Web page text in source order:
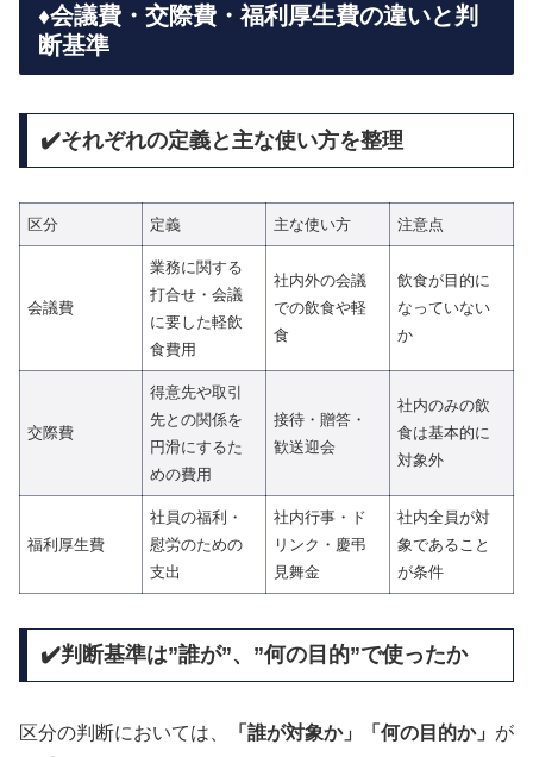
♦️会議費・交際費・福利厚生費の違いと判
断基準
✔️それぞれの定義と主な使い方を整理
区分 定義 主な使い方 注意点
会議費
業務に関する
打合せ・会議
に要した軽飲
食費用
社内外の会議
での飲食や軽
食
飲食が目的に
なっていない
か
交際費
得意先や取引
先との関係を
円滑にするた
めの費用
接待・贈答・
歓送迎会
社内のみの飲
食は基本的に
対象外
福利厚生費
社員の福利・
慰労のための
支出
社内行事・ド
リンク・慶弔
見舞金
社内全員が対
象であること
が条件
✔️判断基準は”誰が”、”何の目的”で使ったか
区分の判断においては、 「誰が対象か」「何の目的か」 が